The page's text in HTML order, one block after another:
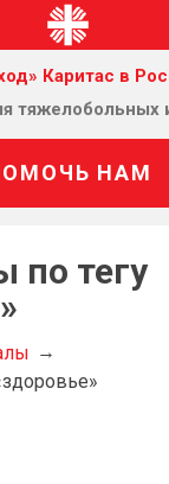
Каритас в
тяжелобольных
НАМ
по тегу